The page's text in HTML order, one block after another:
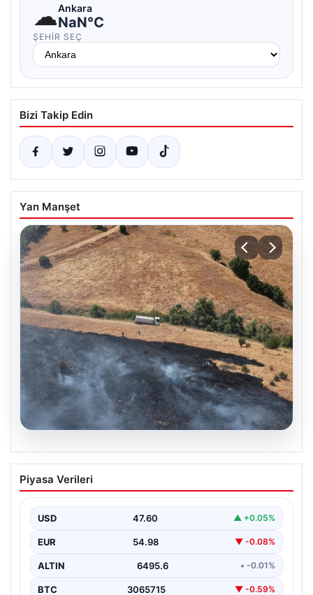
☁Ankara
NaN°C
ŞEHIR SEÇ
Bizi Takip Edin
Yan Manşet
Tunceli’de otluk alandan ormana
sıçrayan yangın söndürüldü
Piyasa Verileri
USD 47.60 ▲ +0.05%
EUR 54.98 ▼ -0.08%
ALTIN 6495.6 • -0.01%
BTC 3065715 ▼ -0.59%